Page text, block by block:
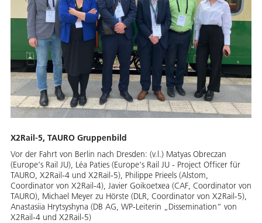
X2Rail-5, TAURO Gruppenbild
Vor der Fahrt von Berlin nach Dresden: (v.l.) Matyas Obreczan
(Europe‘s Rail JU), Léa Paties (Europe‘s Rail JU - Project Officer für
TAURO, X2Rail-4 und X2Rail-5), Philippe Prieels (Alstom,
Coordinator von X2Rail-4), Javier Goikoetxea (CAF, Coordinator von
TAURO), Michael Meyer zu Hörste (DLR, Coordinator von X2Rail-5),
Anastasiia Hrytsyshyna (DB AG, WP-Leiterin „Dissemination“ von
X2Rail-4 und X2Rail-5)